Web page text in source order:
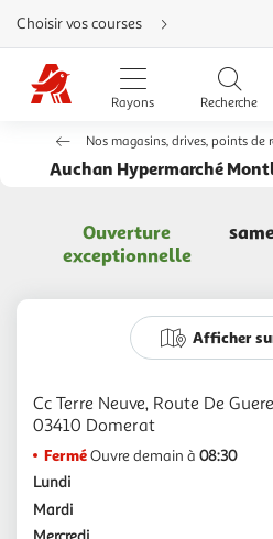
Aller
directement
au
contenu
Aller
directement
recherche
Aller
directement
directement
d'aide
Choisir vos courses
Rayons Recherche
Nos magasins, drives, points de
Auchan Hypermarché
Ouverture
exceptionnelle
Afficher
Cc Terre Neuve, Route De
FerméOuvre demain à 08:30
Lundi
Mardi